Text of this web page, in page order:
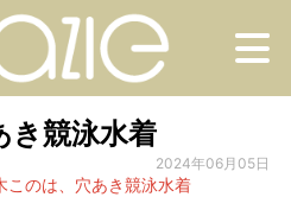
き競泳水着
2024年06月05日
このは、穴あき競泳水着